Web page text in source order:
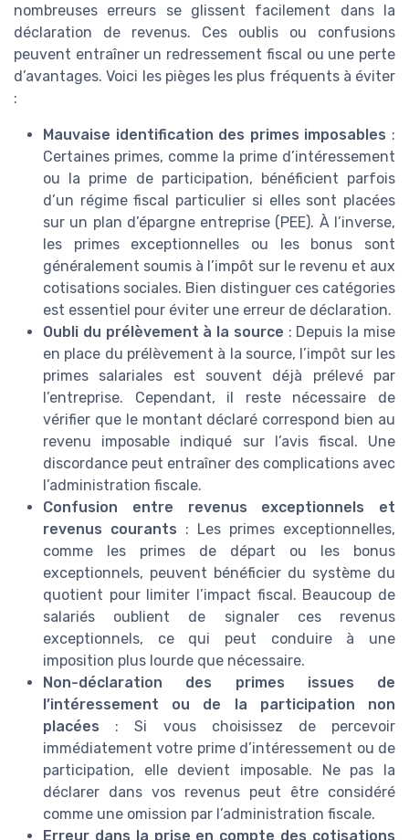
nombreuses erreurs se glissent facilement dans la
déclaration de revenus. Ces oublis ou confusions
peuvent entraîner un redressement fiscal ou une perte
d’avantages. Voici les pièges les plus fréquents à éviter
:
Mauvaise identification des primes imposables :
Certaines primes, comme la prime d’intéressement
ou la prime de participation, bénéficient parfois
d’un régime fiscal particulier si elles sont placées
sur un plan d’épargne entreprise (PEE). À l’inverse,
les primes exceptionnelles ou les bonus sont
généralement soumis à l’impôt sur le revenu et aux
cotisations sociales. Bien distinguer ces catégories
est essentiel pour éviter une erreur de déclaration.
Oubli du prélèvement à la source : Depuis la mise
en place du prélèvement à la source, l’impôt sur les
primes salariales est souvent déjà prélevé par
l’entreprise. Cependant, il reste nécessaire de
vérifier que le montant déclaré correspond bien au
revenu imposable indiqué sur l’avis fiscal. Une
discordance peut entraîner des complications avec
l’administration fiscale.
Confusion entre revenus exceptionnels et
revenus courants : Les primes exceptionnelles,
comme les primes de départ ou les bonus
exceptionnels, peuvent bénéficier du système du
quotient pour limiter l’impact fiscal. Beaucoup de
salariés oublient de signaler ces revenus
exceptionnels, ce qui peut conduire à une
imposition plus lourde que nécessaire.
Non-déclaration des primes issues de
l’intéressement ou de la participation non
placées : Si vous choisissez de percevoir
immédiatement votre prime d’intéressement ou de
participation, elle devient imposable. Ne pas la
déclarer dans vos revenus peut être considéré
comme une omission par l’administration fiscale.
Erreur dans la prise en compte des cotisations